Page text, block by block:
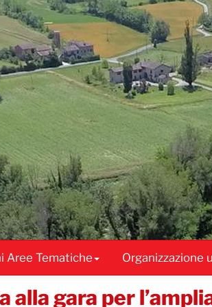
Aree Tematiche Organizzazione
gara per